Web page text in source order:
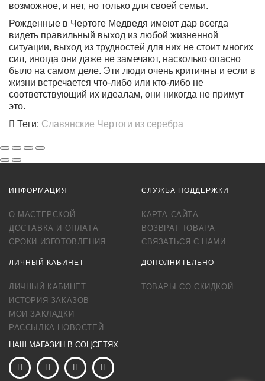
возможное, и нет, но только для своей семьи.
Рожденные в Чертоге Медведя имеют дар всегда
видеть правильный выход из любой жизненной
ситуации, выход из трудностей для них не стоит многих
сил, иногда они даже не замечают, насколько опасно
было на самом деле. Эти люди очень критичны и если в
жизни встречается что-либо или кто-либо не
соответствующий их идеалам, они никогда не примут
это.
Теги: Славянские Чертоги из серебра
ИНФОРМАЦИЯ
О МАСТЕРСКОЙ
ДОСТАВКА И ОПЛАТА
СРОКИ ИЗГОТОВЛЕНИЯ
СЛУЖБА ПОДДЕРЖКИ
КАРТА САЙТА
ВОЗВРАТ ТОВАРА
СВЯЗАТЬСЯ С НАМИ
ЛИЧНЫЙ КАБИНЕТ
ЛИЧНЫЙ КАБИНЕТ
ИСТОРИЯ ЗАКАЗОВ
МОИ ЗАКЛАДКИ
РАССЫЛКА НОВОСТЕЙ
ДОПОЛНИТЕЛЬНО
ТОВАРЫ СО СКИДКОЙ
НАШ МАГАЗИН В СОЦСЕТЯХ